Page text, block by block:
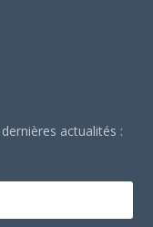
actualités :